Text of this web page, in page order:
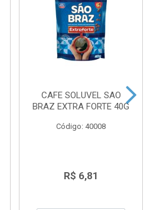
CAFE SOLUVEL SAO
BRAZ EXTRA FORTE 40G
Código: 40008
R$ 6,81